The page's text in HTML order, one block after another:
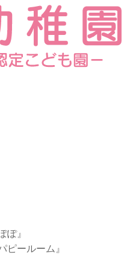
』
ールーム』